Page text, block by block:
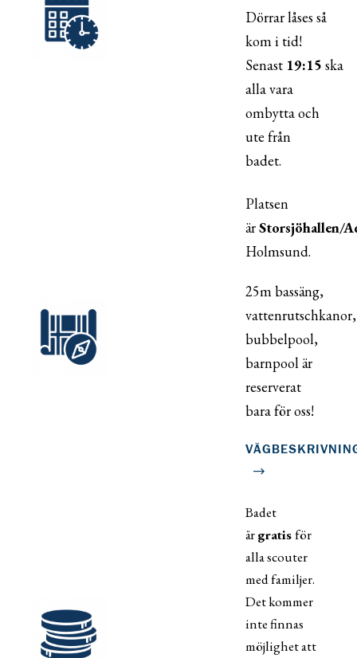
Dörrar låses så
kom i tid!
Senast 19:15 ska
alla vara
ombytta och
ute från
badet.
Platsen
ärStorsjöhallen/
Holmsund.
25m bassäng,
vattenrutschkanor,
bubbelpool,
barnpool är
reserverat
bara för oss!
Badet
ärgratisför
alla scouter
med familjer.
Det kommer
inte finnas
möjlighet att